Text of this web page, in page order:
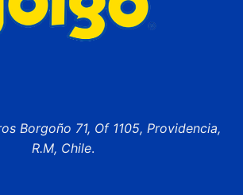
Borgoño 71, Of 1105, Providencia,
R.M, Chile.